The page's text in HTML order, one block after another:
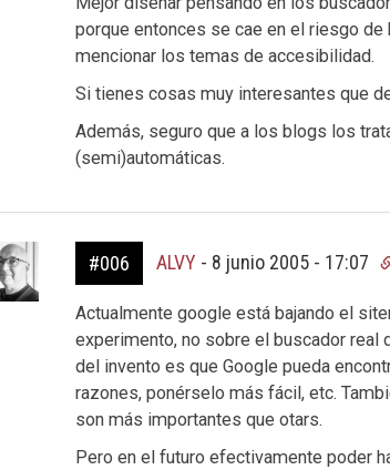
porque entonces se cae en el riesgo
mencionar los temas de accesibilidad.
Si tienes cosas muy interesantes que
Además, seguro que a los blogs los
(semi)automáticas.
#006 ALVY - 8 junio 2005 - 17:07
Actualmente google está bajando el
experimento, no sobre el buscador real
del invento es que Google pueda
razones, ponérselo más fácil, etc.
son más importantes que otars.
Pero en el futuro efectivamente poder